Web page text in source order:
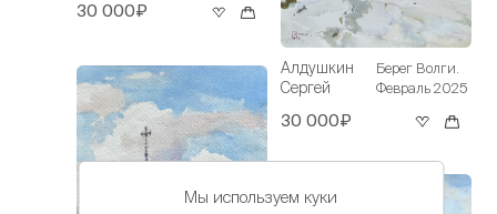
30 000₽
Алдушкин
Сергей
Берег Волги.
Февраль 2025
30 000₽
Мы используем куки